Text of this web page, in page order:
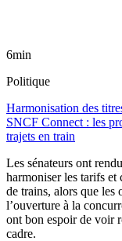
6min
Politique
Harmonisation des
SNCF Connect : les
trajets en train
Les sénateurs ont
harmoniser les tarifs et
de trains, alors que les
l’ouverture à la
ont bon espoir de voir
cadre.